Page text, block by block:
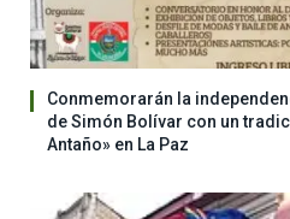
Conmemorarán la
de Simón Bolívar con un
Antaño» en La Paz